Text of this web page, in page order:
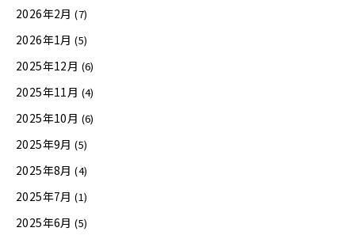
2026年2月 (7)
2026年1月 (5)
2025年12月 (6)
2025年11月 (4)
2025年10月 (6)
2025年9月 (5)
2025年8月 (4)
2025年7月 (1)
2025年6月 (5)